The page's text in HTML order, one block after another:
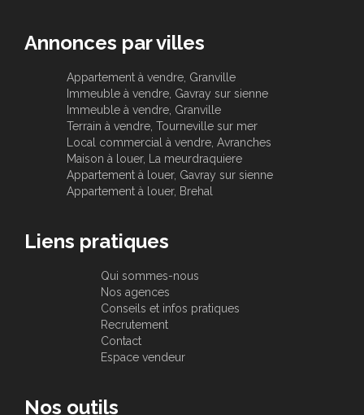
Annonces par villes
Appartement à vendre, Granville
Immeuble à vendre, Gavray sur sienne
Immeuble à vendre, Granville
Terrain à vendre, Tourneville sur mer
Local commercial à vendre, Avranches
Maison à louer, La meurdraquiere
Appartement à louer, Gavray sur sienne
Appartement à louer, Brehal
Liens pratiques
Qui sommes-nous
Nos agences
Conseils et infos pratiques
Recrutement
Contact
Espace vendeur
Nos outils